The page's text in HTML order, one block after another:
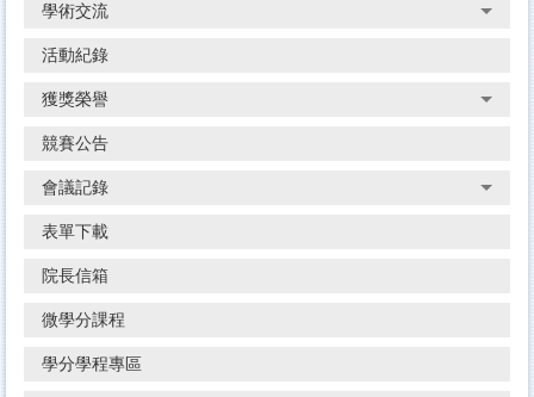
學術交流
活動紀錄
獲獎榮譽
競賽公告
會議記錄
表單下載
院長信箱
微學分課程
學分學程專區